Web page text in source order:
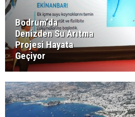
Bodrum’da
Denizden Su Arıtma
Projesi Hayata
Geçiyor